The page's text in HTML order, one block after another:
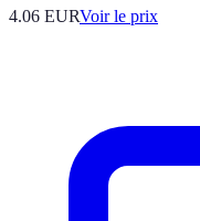
4.06 EURVoir le prix